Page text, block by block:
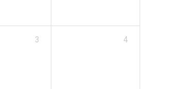
3 4